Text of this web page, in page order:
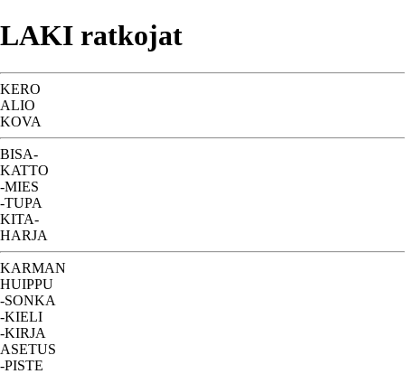
LAKI ratkojat
KERO
ALIO
KOVA
BISA-
KATTO
-MIES
-TUPA
KITA-
HARJA
KARMAN
HUIPPU
-SONKA
-KIELI
-KIRJA
ASETUS
-PISTE